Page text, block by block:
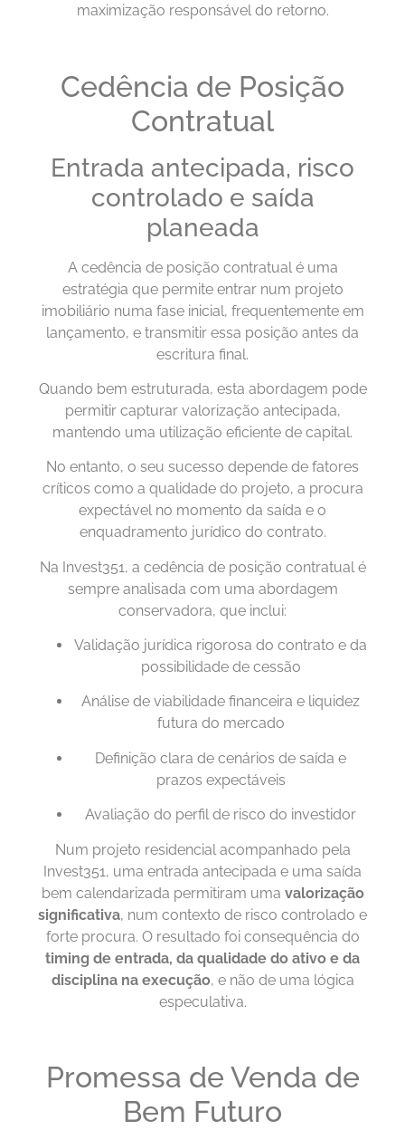
maximização responsável do retorno.
Cedência de Posição
Contratual
Entrada antecipada, risco
controlado e saída
planeada
A cedência de posição contratual é uma
estratégia que permite entrar num projeto
imobiliário numa fase inicial, frequentemente em
lançamento, e transmitir essa posição antes da
escritura final.
Quando bem estruturada, esta abordagem pode
permitir capturar valorização antecipada,
mantendo uma utilização eficiente de capital.
No entanto, o seu sucesso depende de fatores
críticos como a qualidade do projeto, a procura
expectável no momento da saída e o
enquadramento jurídico do contrato.
Na Invest351, a cedência de posição contratual é
sempre analisada com uma abordagem
conservadora, que inclui:
Validação jurídica rigorosa do contrato e da
possibilidade de cessão
Análise de viabilidade financeira e liquidez
futura do mercado
Definição clara de cenários de saída e
prazos expectáveis
Avaliação do perfil de risco do investidor
Num projeto residencial acompanhado pela
Invest351, uma entrada antecipada e uma saída
bem calendarizada permitiram uma valorização
significativa, num contexto de risco controlado e
forte procura. O resultado foi consequência do
timing de entrada, da qualidade do ativo e da
disciplina na execução, e não de uma lógica
especulativa.
Promessa de Venda de
Bem Futuro